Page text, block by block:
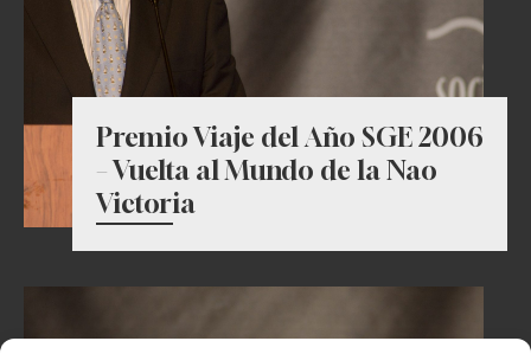
Premio Viaje del Año SGE 2006
– Vuelta al Mundo de la Nao
Victoria